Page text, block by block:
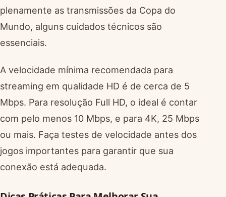
plenamente as transmissões da Copa do
Mundo, alguns cuidados técnicos são
essenciais.
A velocidade mínima recomendada para
streaming em qualidade HD é de cerca de 5
Mbps. Para resolução Full HD, o ideal é contar
com pelo menos 10 Mbps, e para 4K, 25 Mbps
ou mais. Faça testes de velocidade antes dos
jogos importantes para garantir que sua
conexão está adequada.